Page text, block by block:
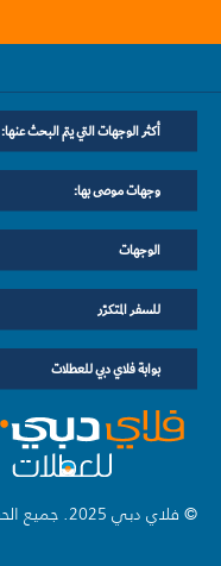
أكثر الوجهات التي يتم البحث عنها:
وجهات موصى بها:
الوجهات
للسفر المتكرّر
بوابة فلاي دبي للعطلات
© فلاي دبي 2025. جميع الحقوق محفوظة.